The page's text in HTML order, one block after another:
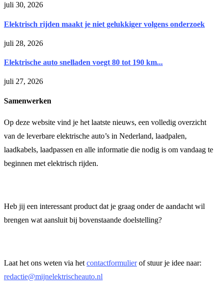
juli 30, 2026
Elektrisch rijden maakt je niet gelukkiger volgens onderzoek
juli 28, 2026
Elektrische auto snelladen voegt 80 tot 190 km...
juli 27, 2026
Samenwerken
Op deze website vind je het laatste nieuws, een volledig overzicht
van de leverbare elektrische auto’s in Nederland, laadpalen,
laadkabels, laadpassen en alle informatie die nodig is om vandaag te
beginnen met elektrisch rijden.
Heb jij een interessant product dat je graag onder de aandacht wil
brengen wat aansluit bij bovenstaande doelstelling?
Laat het ons weten via het contactformulierof stuur je idee naar:
redactie@mijnelektrischeauto.nl